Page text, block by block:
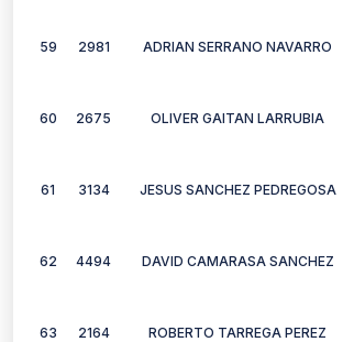
59 2981 ADRIAN SERRANO NAVARRO
60 2675 OLIVER GAITAN LARRUBIA
61 3134 JESUS SANCHEZ PEDREGOSA
62 4494 DAVID CAMARASA SANCHEZ
63 2164 ROBERTO TARREGA PEREZ